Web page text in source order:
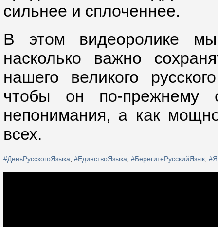
сильнее и сплоченнее.
В этом видеоролике
насколько важно
нашего великого
чтобы он по-прежнему
непонимания, а как
всех.
#ДеньРусскогоЯзыка #ЕдинствоЯзыка #БерегитеРусскийЯзык